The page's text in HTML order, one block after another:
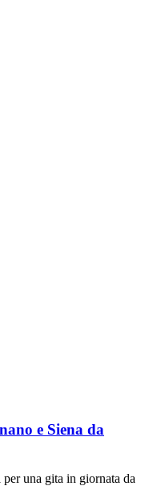
e Siena da
una gita in giornata da